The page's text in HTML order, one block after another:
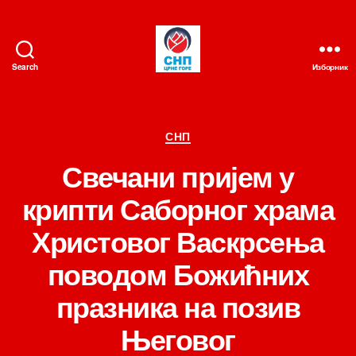
Search Изборник
Категорије
СНП
Свечани пријем у
крипти Саборног храма
Христовог Васкрсења
поводом Божићних
празника на позив
Његовог